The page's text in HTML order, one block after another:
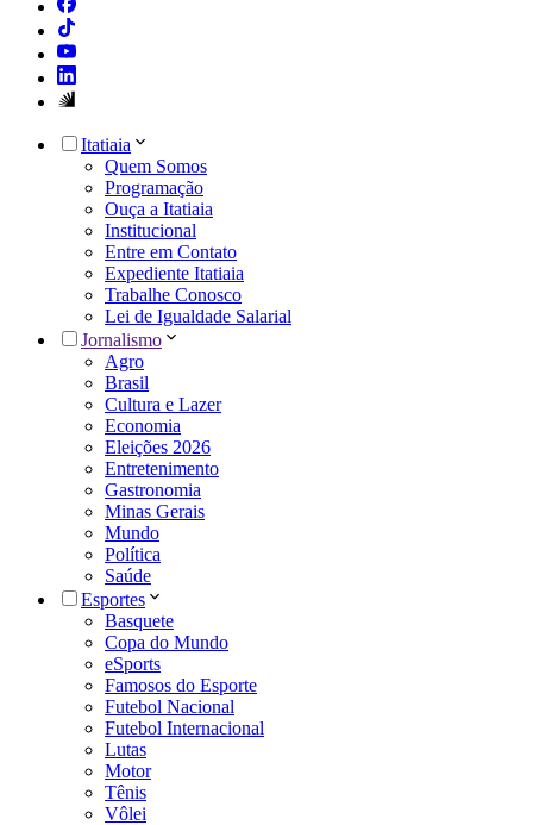
Itatiaia
Quem Somos
Programação
Ouça a Itatiaia
Institucional
Entre em Contato
Expediente Itatiaia
Trabalhe Conosco
Lei de Igualdade Salarial
Jornalismo
Agro
Brasil
Cultura e Lazer
Economia
Eleições 2026
Entretenimento
Gastronomia
Minas Gerais
Mundo
Política
Saúde
Esportes
Basquete
Copa do Mundo
eSports
Famosos do Esporte
Futebol Nacional
Futebol Internacional
Lutas
Motor
Tênis
Vôlei